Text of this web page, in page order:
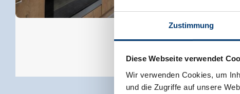
Zustimmung
Diese Webseite verwendet
Wir verwenden Cookies, um
und die Zugriffe auf unsere